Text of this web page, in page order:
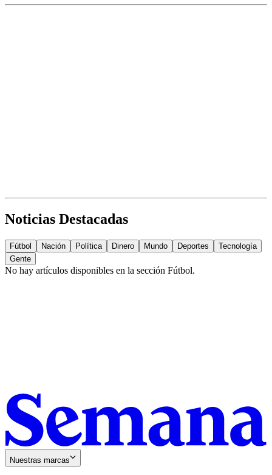
Noticias Destacadas
Fútbol Nación Política Dinero Mundo Deportes
Tecnología
Gente
No hay artículos disponibles en la sección Fútbol.
Nuestras marcas